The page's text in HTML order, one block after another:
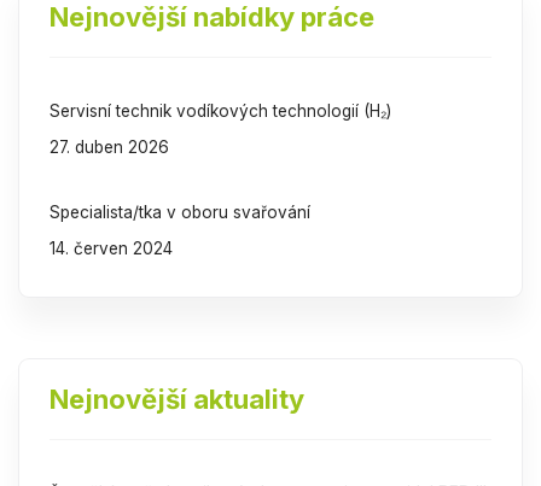
Nejnovější nabídky práce
Servisní technik vodíkových technologií (H₂)
27. duben 2026
Specialista/tka v oboru svařování
14. červen 2024
Nejnovější aktuality